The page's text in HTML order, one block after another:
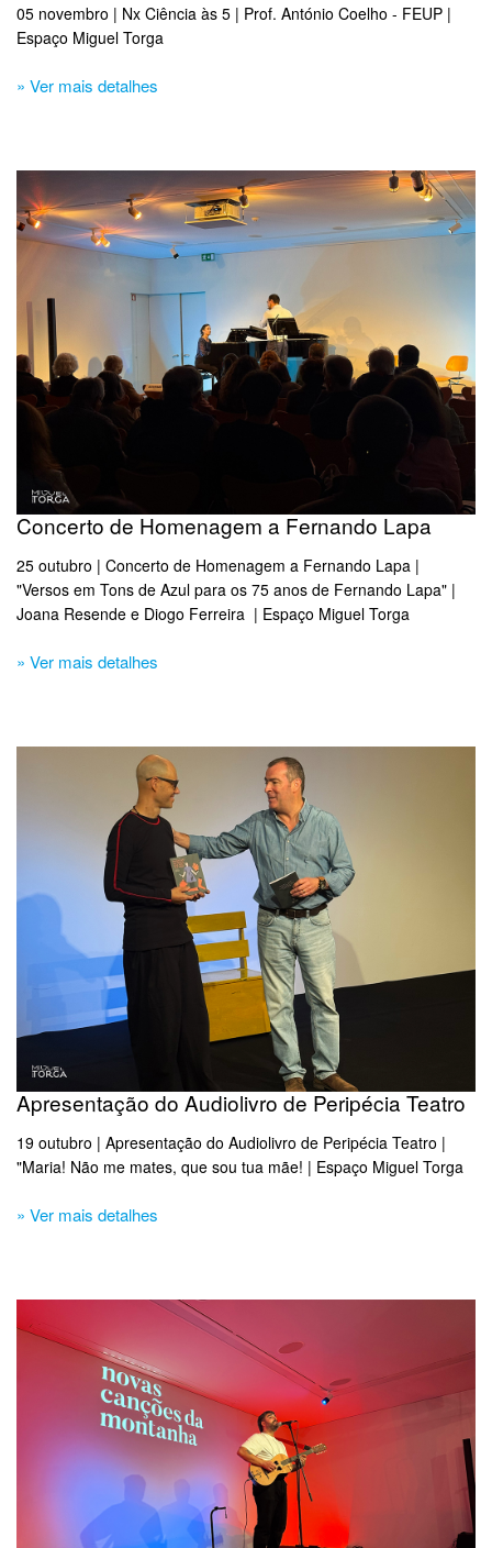
05 novembro | Nx Ciência às 5 | Prof. António Coelho - FEUP |
Espaço Miguel Torga
» Ver mais detalhes
Concerto de Homenagem a Fernando Lapa
25 outubro | Concerto de Homenagem a Fernando Lapa |
"Versos em Tons de Azul para os 75 anos de Fernando Lapa" |
Joana Resende e Diogo Ferreira | Espaço Miguel Torga
» Ver mais detalhes
Apresentação do Audiolivro de Peripécia Teatro
19 outubro | Apresentação do Audiolivro de Peripécia Teatro |
"Maria! Não me mates, que sou tua mãe! | Espaço Miguel Torga
» Ver mais detalhes